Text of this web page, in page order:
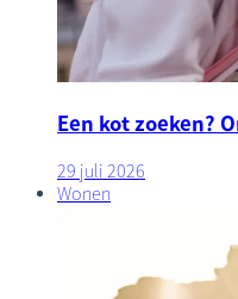
Een kot zoeken?
29 juli 2026
Wonen